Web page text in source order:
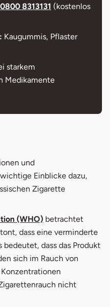
0800 8313131 (kostenlos
Kaugummis, Pflaster
starkem
Medikamente
und
Einblicke dazu,
Zigarette
(WHO)öffnet in neuem
betrachtet
dass eine verminderte
dass das Produkt
sich im Rauch von
nicht